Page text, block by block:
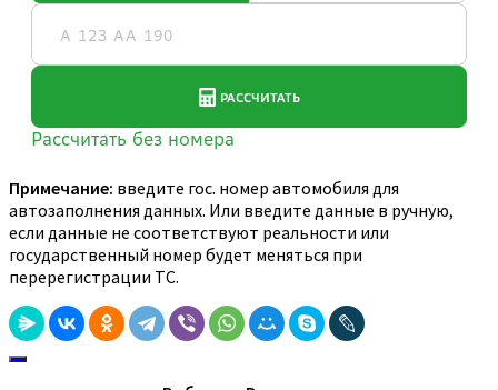
Примечание: введите гос. номер автомобиля для
автозаполнения данных. Или введите данные в ручную,
если данные не соответствуют реальности или
государственный номер будет меняться при
перерегистрации ТС.